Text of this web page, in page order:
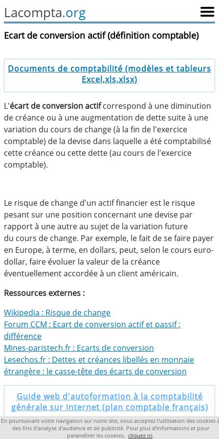
Lacompta.org
Ecart de conversion actif (définition comptable)
Documents de comptabilité (modèles et tableurs
Excel,xls,xlsx)
L'écart de conversion actifcorrespond à une diminution
de créance ou à une augmentation de dette suite à une
variation du cours de change (à la fin de l'exercice
comptable) de la devise dans laquelle a été comptabilisé
cette créance ou cette dette (au cours de l'exercice
comptable).
Le risque de change d'un actif financier est le risque
pesant sur une position concernant une devise par
rapport à une autre au sujet de la variation future
du cours de change. Par exemple, le fait de se faire payer
en Europe, à terme, en dollars, peut, selon le cours euro-
dollar, faire évoluer la valeur de la créance
éventuellement accordée à un client américain.
Ressources externes :
Wikipedia : Risque de change
Forum CCM : Ecart de conversion actif et passif :
différence
Mines-paristech.fr : Ecarts de conversion
Lesechos.fr : Dettes et créances libellés en monnaie
étrangère : le casse-tête des écarts de conversion
Guide web d'autoformation à la comptabilité
générale sur internet (plan comptable français)
Copyright 2019 lacompta.org
En poursuivant votre navigation sur notre site, vous acceptez l'utilisation des cookies
des fins d'analyse d'audience et de publicité. Pour plus d’informations et pour
paramétrer les cookies, cliquez ici.